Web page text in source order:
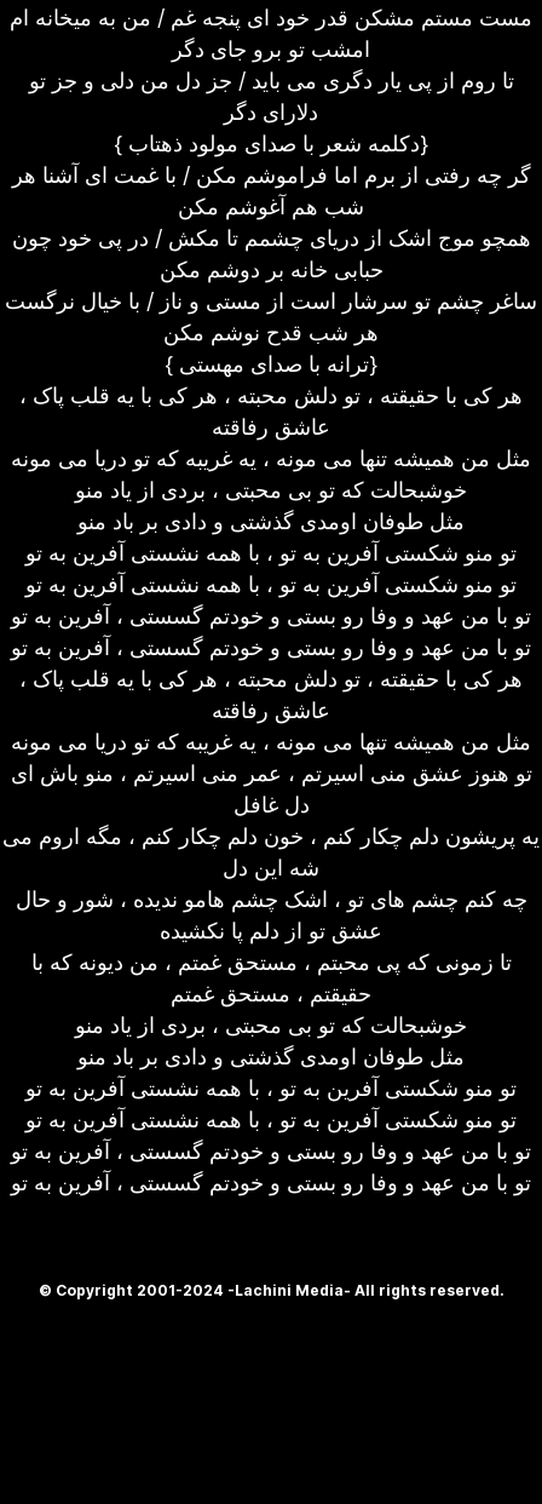
مست مستم مشکن قدر خود ای پنجه غم / من به میخانه ام
امشب تو برو جای دگر
تا روم از پی یار دگری می باید / جز دل من دلی و جز تو
دلارای دگر
{ دکلمه شعر با صدای مولود ذهتاب}
گر چه رفتی از برم اما فراموشم مکن / با غمت ای آشنا هر
شب هم آغوشم مکن
همچو موج اشک از دریای چشمم تا مکش / در پی خود چون
حبابی خانه بر دوشم مکن
ساغر چشم تو سرشار است از مستی و ناز / با خیال نرگست
هر شب قدح نوشم مکن
{ ترانه با صدای مهستی}
هر کی با حقیقته ، تو دلش محبته ، هر کی با یه قلب پاک ،
عاشق رفاقته
مثل من همیشه تنها می مونه ، یه غریبه که تو دریا می مونه
خوشبحالت که تو بی محبتی ، بردی از یاد منو
مثل طوفان اومدی گذشتی و دادی بر باد منو
تو منو شکستی آفرین به تو ، با همه نشستی آفرین به تو
تو منو شکستی آفرین به تو ، با همه نشستی آفرین به تو
تو با من عهد و وفا رو بستی و خودتم گسستی ، آفرین به تو
تو با من عهد و وفا رو بستی و خودتم گسستی ، آفرین به تو
هر کی با حقیقته ، تو دلش محبته ، هر کی با یه قلب پاک ،
عاشق رفاقته
مثل من همیشه تنها می مونه ، یه غریبه که تو دریا می مونه
تو هنوز عشق منی اسیرتم ، عمر منی اسیرتم ، منو باش ای
دل غافل
یه پریشون دلم چکار کنم ، خون دلم چکار کنم ، مگه اروم می
شه این دل
چه کنم چشم های تو ، اشک چشم هامو ندیده ، شور و حال
عشق تو از دلم پا نکشیده
تا زمونی که پی محبتم ، مستحق غمتم ، من دیونه که با
حقیقتم ، مستحق غمتم
خوشبحالت که تو بی محبتی ، بردی از یاد منو
مثل طوفان اومدی گذشتی و دادی بر باد منو
تو منو شکستی آفرین به تو ، با همه نشستی آفرین به تو
تو منو شکستی آفرین به تو ، با همه نشستی آفرین به تو
تو با من عهد و وفا رو بستی و خودتم گسستی ، آفرین به تو
تو با من عهد و وفا رو بستی و خودتم گسستی ، آفرین به تو
© Copyright 2001-2024 -Lachini Media- All rights reserved.